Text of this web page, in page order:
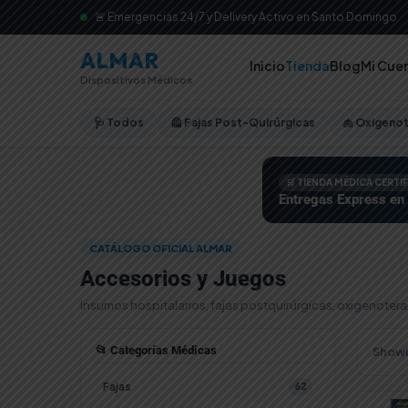
🚨 Emergencias 24/7 y Delivery Activo en Santo Domingo
ALMAR
Dispositivos Médicos
InicioTiendaBlogMi
🩺 Todos 🦺 Fajas Post-Quirúrgicas 🫁
🛒 TIENDA MÉDICA
Entregas Express
CATÁLOGO OFICIAL ALMAR
Accesorios y Juegos
Insumos hospitalarios, fajas postquirúrgicas,
📂 Categorías Médicas
Fajas 62